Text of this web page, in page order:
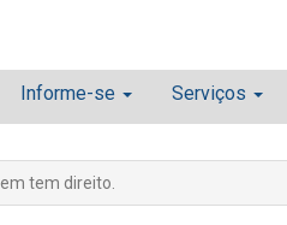
Informe-se Serviços
tem direito.